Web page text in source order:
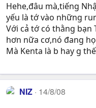
Hehe,đâu mà,tiếng
yếu là tớ vào những
Với cả tớ có thằng bạn
hơn nữa cơ,nó đang
Mà Kenta là b hay g
NIZ 14/8/08